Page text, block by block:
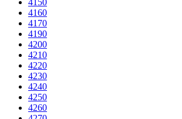
4160
4170
4190
4200
4210
4220
4230
4240
4250
4260